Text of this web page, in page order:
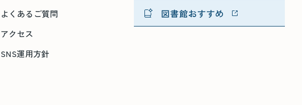
よくあるご質問
アクセス
SNS運用方針
図書館おすすめ